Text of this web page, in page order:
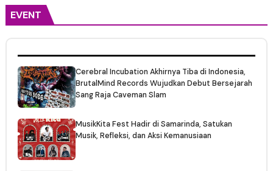
EVENT
Cerebral Incubation Akhirnya Tiba di Indonesia,
BrutalMind Records Wujudkan Debut Bersejarah
Sang Raja Caveman Slam
MusikKita Fest Hadir di Samarinda, Satukan
Musik, Refleksi, dan Aksi Kemanusiaan